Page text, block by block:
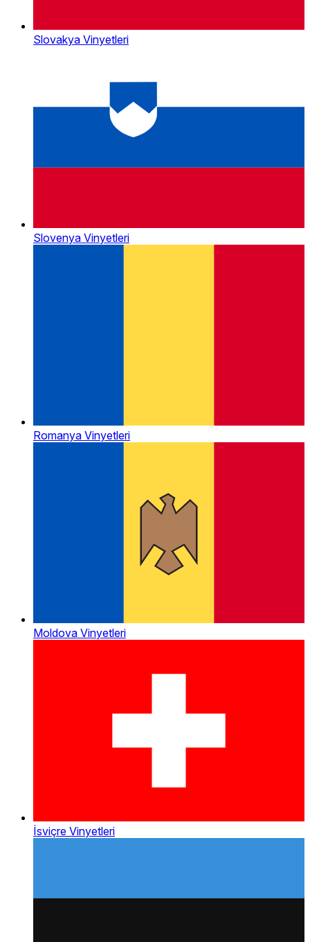
Slovakya Vinyetleri
Slovenya Vinyetleri
Romanya Vinyetleri
Moldova Vinyetleri
İsviçre Vinyetleri